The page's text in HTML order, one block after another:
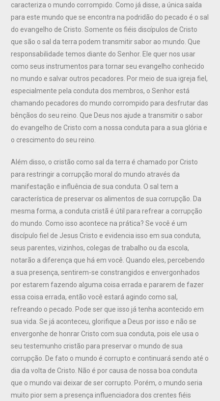
caracteriza o mundo corrompido. Como já disse, a única saída
para este mundo que se encontra na podridão do pecado é o sal
do evangelho de Cristo. Somente os fiéis discípulos de Cristo
que são o sal da terra podem transmitir sabor ao mundo. Que
responsabilidade temos diante do Senhor. Ele quer nos usar
como seus instrumentos para tornar seu evangelho conhecido
no mundo e salvar outros pecadores. Por meio de sua igreja fiel,
especialmente pela conduta dos membros, o Senhor está
chamando pecadores do mundo corrompido para desfrutar das
bênçãos do seu reino. Que Deus nos ajude a transmitir o sabor
do evangelho de Cristo com a nossa conduta para a sua glória e
o crescimento do seu reino.
Além disso, o cristão como sal da terra é chamado por Cristo
para restringir a corrupção moral do mundo através da
manifestação e influência de sua conduta. O sal tem a
característica de preservar os alimentos de sua corrupção. Da
mesma forma, a conduta cristã é útil para refrear a corrupção
do mundo. Como isso acontece na prática? Se você é um
discípulo fiel de Jesus Cristo e evidencia isso em sua conduta,
seus parentes, vizinhos, colegas de trabalho ou da escola,
notarão a diferença que há em você. Quando eles, percebendo
a sua presença, sentirem-se constrangidos e envergonhados
por estarem fazendo alguma coisa errada e pararem de fazer
essa coisa errada, então você estará agindo como sal,
refreando o pecado. Pode ser que isso já tenha acontecido em
sua vida. Se já aconteceu, glorifique a Deus por isso e não se
envergonhe de honrar Cristo com sua conduta, pois ele usa o
seu testemunho cristão para preservar o mundo de sua
corrupção. De fato o mundo é corrupto e continuará sendo até o
dia da volta de Cristo. Não é por causa de nossa boa conduta
que o mundo vai deixar de ser corrupto. Porém, o mundo seria
muito pior sem a presença influenciadora dos crentes fiéis